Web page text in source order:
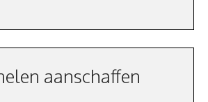
aanschaffen